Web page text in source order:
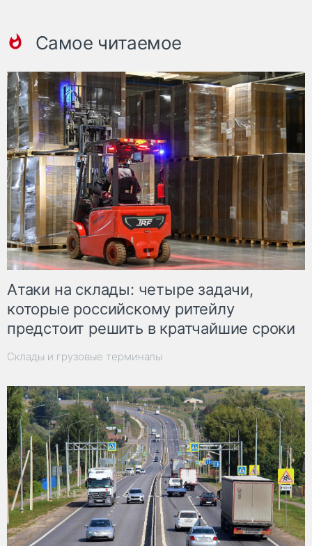
Самое читаемое
Атаки на склады: четыре задачи,
которые российскому ритейлу
предстоит решить в кратчайшие сроки
Склады и грузовые терминалы